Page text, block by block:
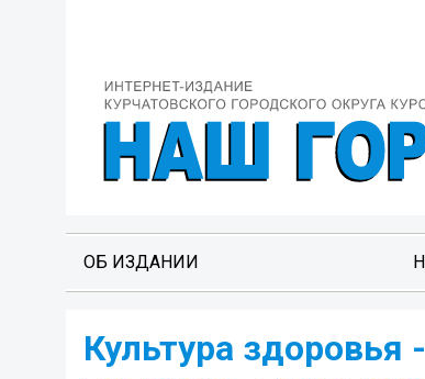
ОБ ИЗДАНИИ
Культура здоровья